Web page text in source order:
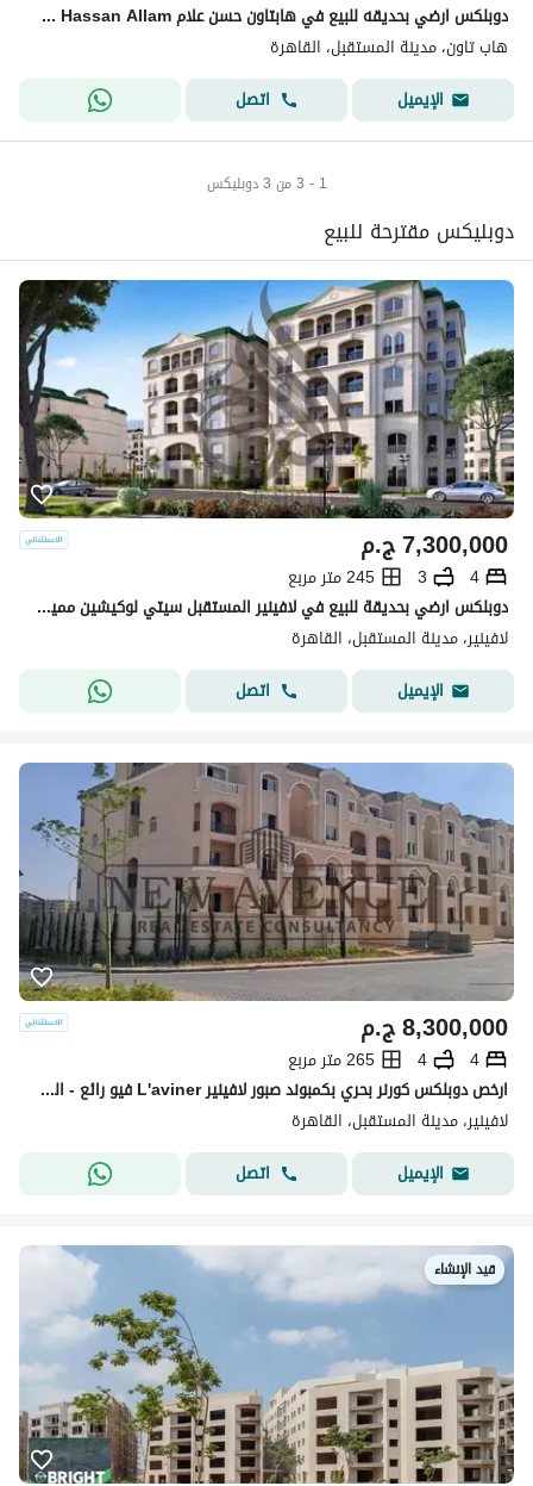
دوبلكس ارضي بحديقه للبيع في هابتاون حسن علام Hap town Hassan Allam نادى وجراج جاهزة على الاستلام الفورى
هاب تاون، مدينة المستقبل، القاهرة
الإيميل
اتصل
1 - 3 من 3 دوبليكس
دوبليكس مقترحة للبيع
ج.م7,300,000
4
3
245 متر مربع
دوبلكس ارضي بحديقة للبيع في لافينير المستقبل سيتي لوكيشين مميز اقل من سعر السوق lavenir
لافينير، مدينة المستقبل، القاهرة
الإيميل
اتصل
ج.م8,300,000
4
4
265 متر مربع
ارخص دوبلكس كورنر بحري بكمبوند صبور لافينير L'aviner فيو رائع - المستقبل سيتي
لافينير، مدينة المستقبل، القاهرة
الإيميل
اتصل
قيد الإنشاء